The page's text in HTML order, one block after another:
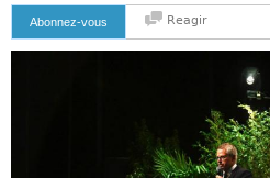
Abonnez-vous Reagir